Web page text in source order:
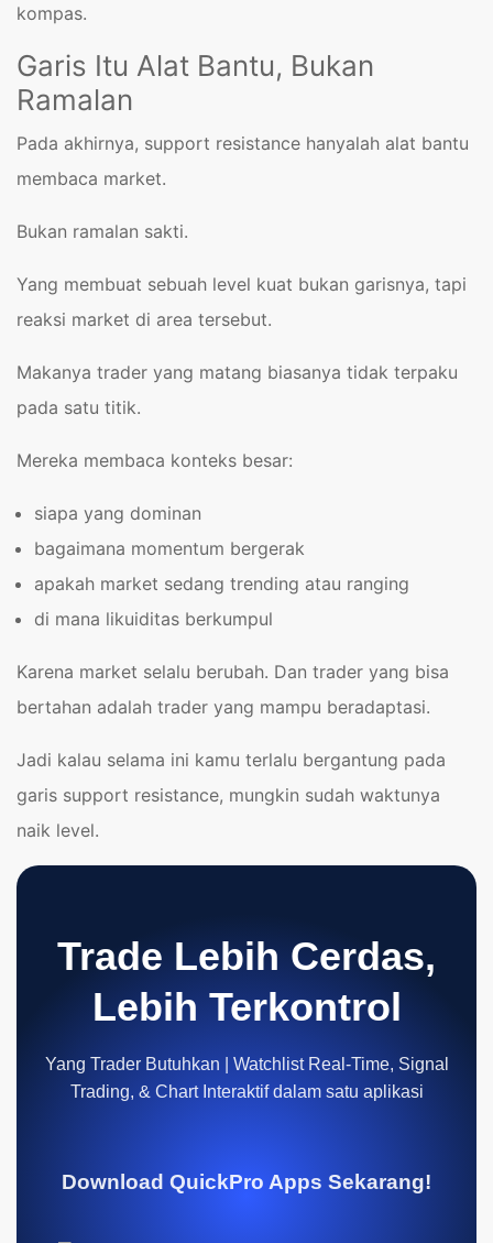
kompas.
Garis Itu Alat Bantu, Bukan
Ramalan
Pada akhirnya, support resistance hanyalah alat bantu
membaca market.
Bukan ramalan sakti.
Yang membuat sebuah level kuat bukan garisnya, tapi
reaksi market di area tersebut.
Makanya trader yang matang biasanya tidak terpaku
pada satu titik.
Mereka membaca konteks besar:
siapa yang dominan
bagaimana momentum bergerak
apakah market sedang trending atau ranging
di mana likuiditas berkumpul
Karena market selalu berubah. Dan trader yang bisa
bertahan adalah trader yang mampu beradaptasi.
Jadi kalau selama ini kamu terlalu bergantung pada
garis support resistance, mungkin sudah waktunya
naik level.
Trade Lebih Cerdas,
Lebih Terkontrol
Yang Trader Butuhkan | Watchlist Real-Time, Signal
Trading, & Chart Interaktif dalam satu aplikasi
Download QuickPro Apps Sekarang!